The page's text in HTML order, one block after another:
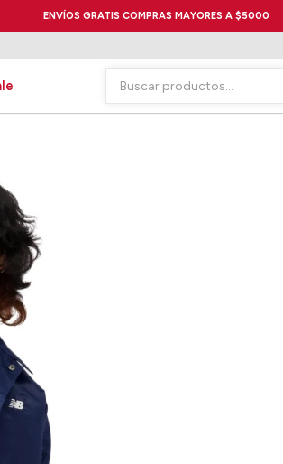
ENVÍOS GRATIS COMPRAS MAYORES A $5000